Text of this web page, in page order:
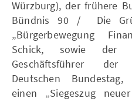
Würzburg), der frühere
Bündnis 90 / Die
„Bürgerbewegung
Schick, sowie der
Geschäftsführer der
Deutschen Bundestag,
einen „Siegeszug